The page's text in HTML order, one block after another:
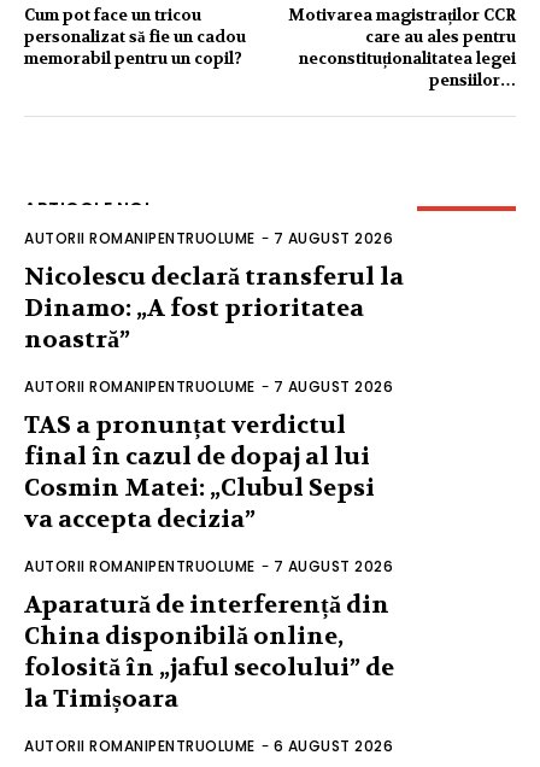
Cum pot face un tricou
personalizat să fie un cadou
memorabil pentru un copil?
Motivarea magistraților CCR
care au ales pentru
neconstituționalitatea legei
pensiilor…
ARTICOLE NOI
AUTORII ROMANIPENTRUOLUME - 7 AUGUST 2026
Nicolescu declară transferul la
Dinamo: „A fost prioritatea
noastră”
AUTORII ROMANIPENTRUOLUME - 7 AUGUST 2026
TAS a pronunțat verdictul
final în cazul de dopaj al lui
Cosmin Matei: „Clubul Sepsi
va accepta decizia”
AUTORII ROMANIPENTRUOLUME - 7 AUGUST 2026
Aparatură de interferență din
China disponibilă online,
folosită în „jaful secolului” de
la Timișoara
AUTORII ROMANIPENTRUOLUME - 6 AUGUST 2026